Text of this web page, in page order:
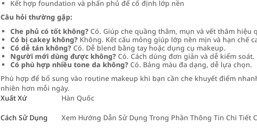
Kết hợp foundation và phấn phủ để cố định lớp nền
Câu hỏi thường gặp:
Che phủ có tốt không? Có. Giúp che quầng thâm, mụn và vết thâm
Có bị cakey không? Không. Kết cấu mỏng giúp lớp nền mịn và hạn chế
Có dễ tán không? Có. Dễ blend bằng tay hoặc dụng cụ makeup.
Người mới dùng được không? Có. Cách dùng đơn giản và dễ kiểm soát.
Có phù hợp nhiều tone da không? Có. Bảng màu đa dạng, dễ lựa chọn.
Phù hợp để bổ sung vào routine makeup khi bạn cần che khuyết điểm
nhiên hơn mỗi ngày.
Xuất Xứ
Hàn Quốc
Cách Sử Dụng Xem Hướng Dẫn Sử Dụng Trong Phần Thông Tin Chi Tiết